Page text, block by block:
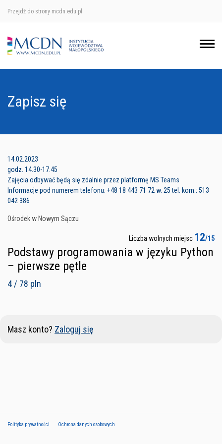
Przejdź do strony mcdn.edu.pl
Zapisz się
14.02.2023
godz. 14.30-17.45
Zajęcia odbywać będą się zdalnie przez platformę MS Teams
Informacje pod numerem telefonu: +48 18 443 71 72 w. 25 tel. kom.: 513
042 386
Ośrodek w Nowym Sączu
Liczba wolnych miejsc 12/15
Podstawy programowania w języku Python
– pierwsze pętle
4 / 78 pln
Masz konto? Zaloguj się
Polityka prywatności Ochrona danych osobowych
Ośrodek w Krakowie
Ośrodek w Nowym Sączu
Ośrodek w Tarnowie